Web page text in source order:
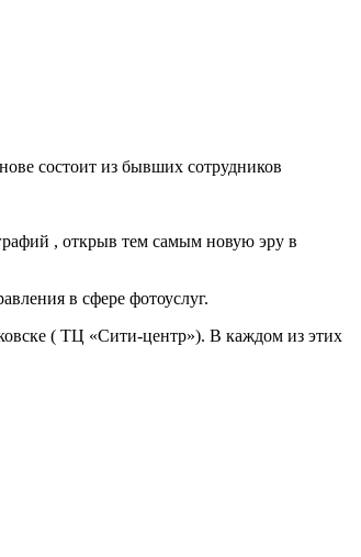
состоит из бывших сотрудников
, открыв тем самым новую эру в
в сфере фотоуслуг.
( ТЦ «Сити-центр»). В каждом из этих